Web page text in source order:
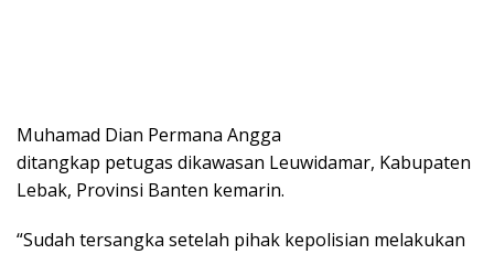
Muhamad Dian Permana Angga
ditangkap petugas dikawasan Leuwidamar, Kabupaten
Lebak, Provinsi Banten kemarin.
“Sudah tersangka setelah pihak kepolisian melakukan